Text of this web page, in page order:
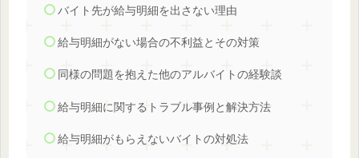
バイト先が給与明細を出さない理由
給与明細がない場合の不利益とその対策
同様の問題を抱えた他のアルバイトの経験談
給与明細に関するトラブル事例と解決方法
給与明細がもらえないバイトの対処法